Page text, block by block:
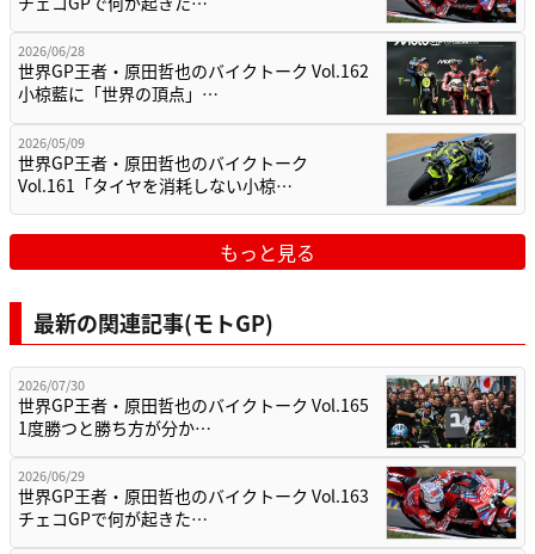
2026/06/28
世界GP王者・原田哲也のバイクトーク Vol.162
小椋藍に「世界の頂点」…
2026/05/09
世界GP王者・原田哲也のバイクトーク
Vol.161「タイヤを消耗しない小椋…
もっと見る
最新の関連記事(モトGP)
2026/07/30
世界GP王者・原田哲也のバイクトーク Vol.165
1度勝つと勝ち方が分か…
2026/06/29
世界GP王者・原田哲也のバイクトーク Vol.163
チェコGPで何が起きた…